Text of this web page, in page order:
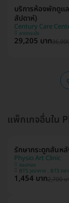
บริการห้องพักดูแ
สัปดาห์)
Century Care
ลาดกระบัง
29,205 บาท
แพ็กเกจอื่นใน
รักษากระดูกสันห
Physio Art Clinic
จอมทอง
BTS วุฒากาศ ,
1,454 บาท2,700 บ